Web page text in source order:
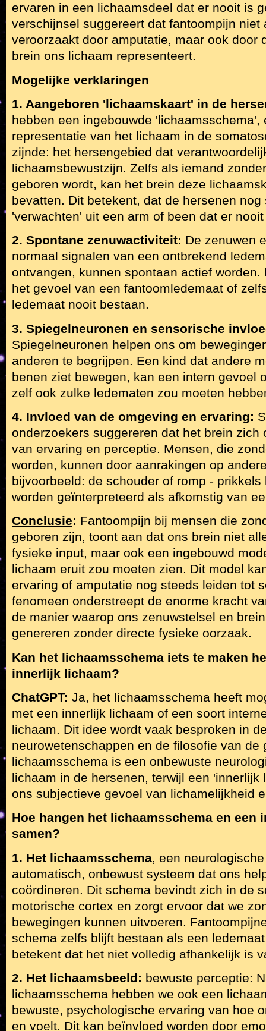
ervaren in een lichaamsdeel dat er nooit is
verschijnsel suggereert dat fantoompijn niet
veroorzaakt door amputatie, maar ook door
brein ons lichaam representeert.
Mogelijke verklaringen
1. Aangeboren 'lichaamskaart' in de
hebben een ingebouwde 'lichaamsschema',
representatie van het lichaam in de
zijnde: het hersengebied dat
lichaamsbewustzijn. Zelfs als iemand
geboren wordt, kan het brein deze
bevatten. Dit betekent, dat de hersenen
'verwachten' uit een arm of been dat er
2. Spontane zenuwactiviteit: De zenuwen
normaal signalen van een ontbrekend
ontvangen, kunnen spontaan actief worden.
het gevoel van een fantoomledemaat of
ledemaat nooit bestaan.
3. Spiegelneuronen en sensorische
Spiegelneuronen helpen ons om
anderen te begrijpen. Een kind dat andere
benen ziet bewegen, kan een intern gevoel
zelf ook zulke ledematen zou moeten
4. Invloed van de omgeving en ervaring:
onderzoekers suggereren dat het brein zich
van ervaring en perceptie. Mensen, die
worden, kunnen door aanrakingen op
bijvoorbeeld: de schouder of romp -
worden geïnterpreteerd als afkomstig van
Conclusie: Fantoompijn bij mensen die
geboren zijn, toont aan dat ons brein niet
fysieke input, maar ook een ingebouwd
lichaam eruit zou moeten zien. Dit model
ervaring of amputatie nog steeds leiden tot
fenomeen onderstreept de enorme kracht
de manier waarop ons zenuwstelsel en
genereren zonder directe fysieke oorzaak.
Kan het lichaamsschema iets te maken
innerlijk lichaam?
ChatGPT: Ja, het lichaamsschema heeft
met een innerlijk lichaam of een soort
lichaam. Dit idee wordt vaak besproken in
neurowetenschappen en de filosofie van de
lichaamsschema is een onbewuste
lichaam in de hersenen, terwijl een 'innerlijk
ons subjectieve gevoel van lichamelijkheid
Hoe hangen het lichaamsschema en een
samen?
1. Het lichaamsschema, een
automatisch, onbewust systeem dat ons
coördineren. Dit schema bevindt zich in de
motorische cortex en zorgt ervoor dat we
bewegingen kunnen uitvoeren.
schema zelfs blijft bestaan als een
betekent dat het niet volledig afhankelijk is
2. Het lichaamsbeeld: bewuste perceptie:
lichaamsschema hebben we ook een
bewuste, psychologische ervaring van hoe
en voelt. Dit kan beïnvloed worden door